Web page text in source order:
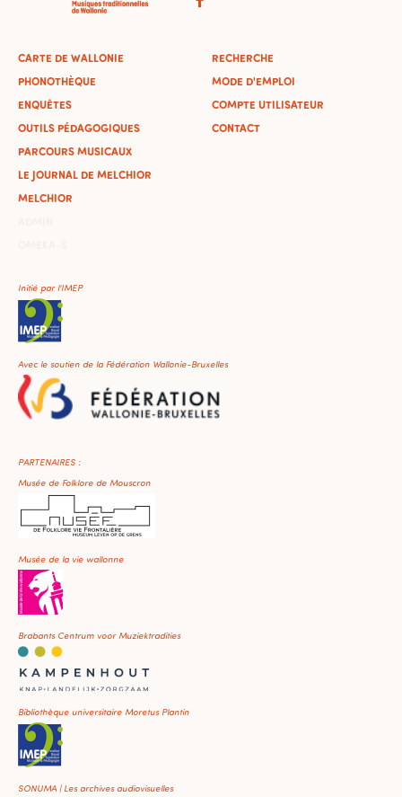
CARTE DE WALLONIE
PHONOTHÈQUE
ENQUÊTES
OUTILS PÉDAGOGIQUES
PARCOURS MUSICAUX
LE JOURNAL DE MELCHIOR
MELCHIOR
RECHERCHE
MODE D'EMPLOI
COMPTE UTILISATEUR
CONTACT
Initié par l'IMEP
Avec le soutien de la Fédération Wallonie-Bruxelles
PARTENAIRES :
Musée de Folklore de Mouscron
Musée de la vie wallonne
Brabants Centrum voor Muziektradities
Bibliothèque universitaire Moretus Plantin
SONUMA | Les archives audiovisuelles